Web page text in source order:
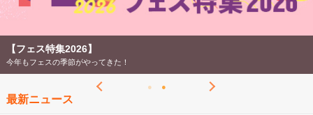
【フェス特集2026】
今年もフェスの季節がやってきた！
最新ニュース